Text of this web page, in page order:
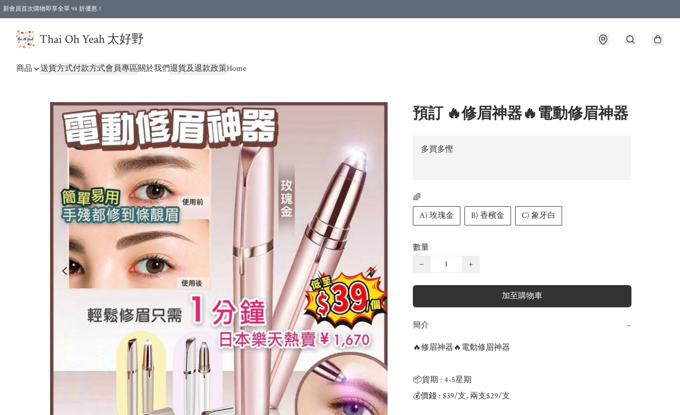
新會員首次購物即享全單 98 折優惠！
Thai Oh Yeah 太好野
商品 送貨方式付款方式會員專區關於我們退貨及退款政策Home
預訂 🔥修眉神器🔥電動修眉神器
多買多慳
🌈
A) 玫瑰金
B) 香檳金 C) 象牙白
數量
−
+
加至購物車
簡介 −
🔥修眉神器🔥電動修眉神器
📦貨期 : 4-5星期
💰價錢 : $39/支, 兩支$29/支